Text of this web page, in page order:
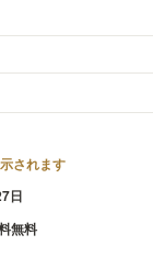
されます
日
無料